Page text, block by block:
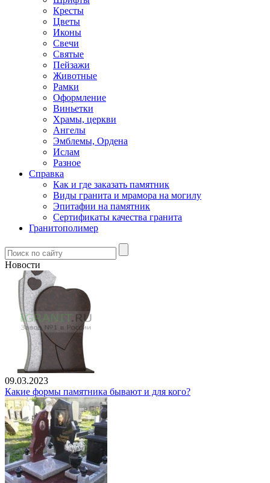
Кресты
Цветы
Иконы
Свечи
Святые
Пейзажи
Животные
Рамки
Оформление
Виньетки
Храмы, церкви
Ангелы
Эмблемы, Ордена
Ислам
Разное
Справка
Как и где заказать памятник
Виды гранита и мрамора на могилу
Эпитафии на памятник
Сертификаты качества гранита
Гранитополимер
Новости
09.03.2023
Какие формы памятника бывают и для кого?